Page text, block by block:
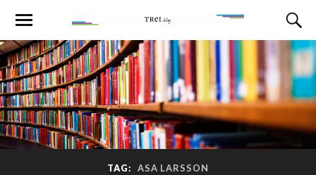
TAG: ASA LARSSON